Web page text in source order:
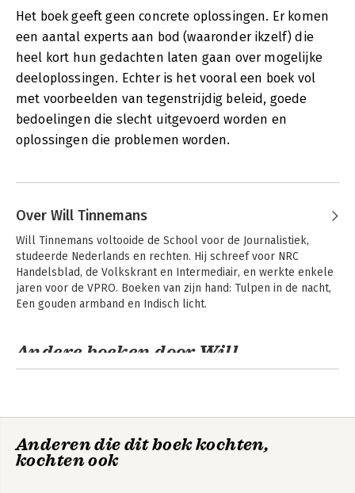
Het boek geeft geen concrete oplossingen. Er komen
een aantal experts aan bod (waaronder ikzelf) die
heel kort hun gedachten laten gaan over mogelijke
deeloplossingen. Echter is het vooral een boek vol
met voorbeelden van tegenstrijdig beleid, goede
bedoelingen die slecht uitgevoerd worden en
oplossingen die problemen worden.
Over Will Tinnemans
Will Tinnemans voltooide de School voor de Journalistiek,
studeerde Nederlands en rechten. Hij schreef voor NRC
Handelsblad, de Volkskrant en Intermediair, en werkte enkele
jaren voor de VPRO. Boeken van zijn hand: Tulpen in de nacht,
Een gouden armband en Indisch licht.
Andere boeken door Will
Tinnemans
Anderen die dit boek kochten,
kochten ook